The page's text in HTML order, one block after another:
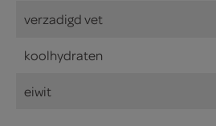
verzadigd vet
koolhydraten
eiwit